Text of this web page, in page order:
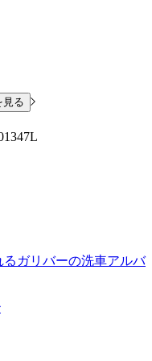
見る
るガリバーの洗車アルバ